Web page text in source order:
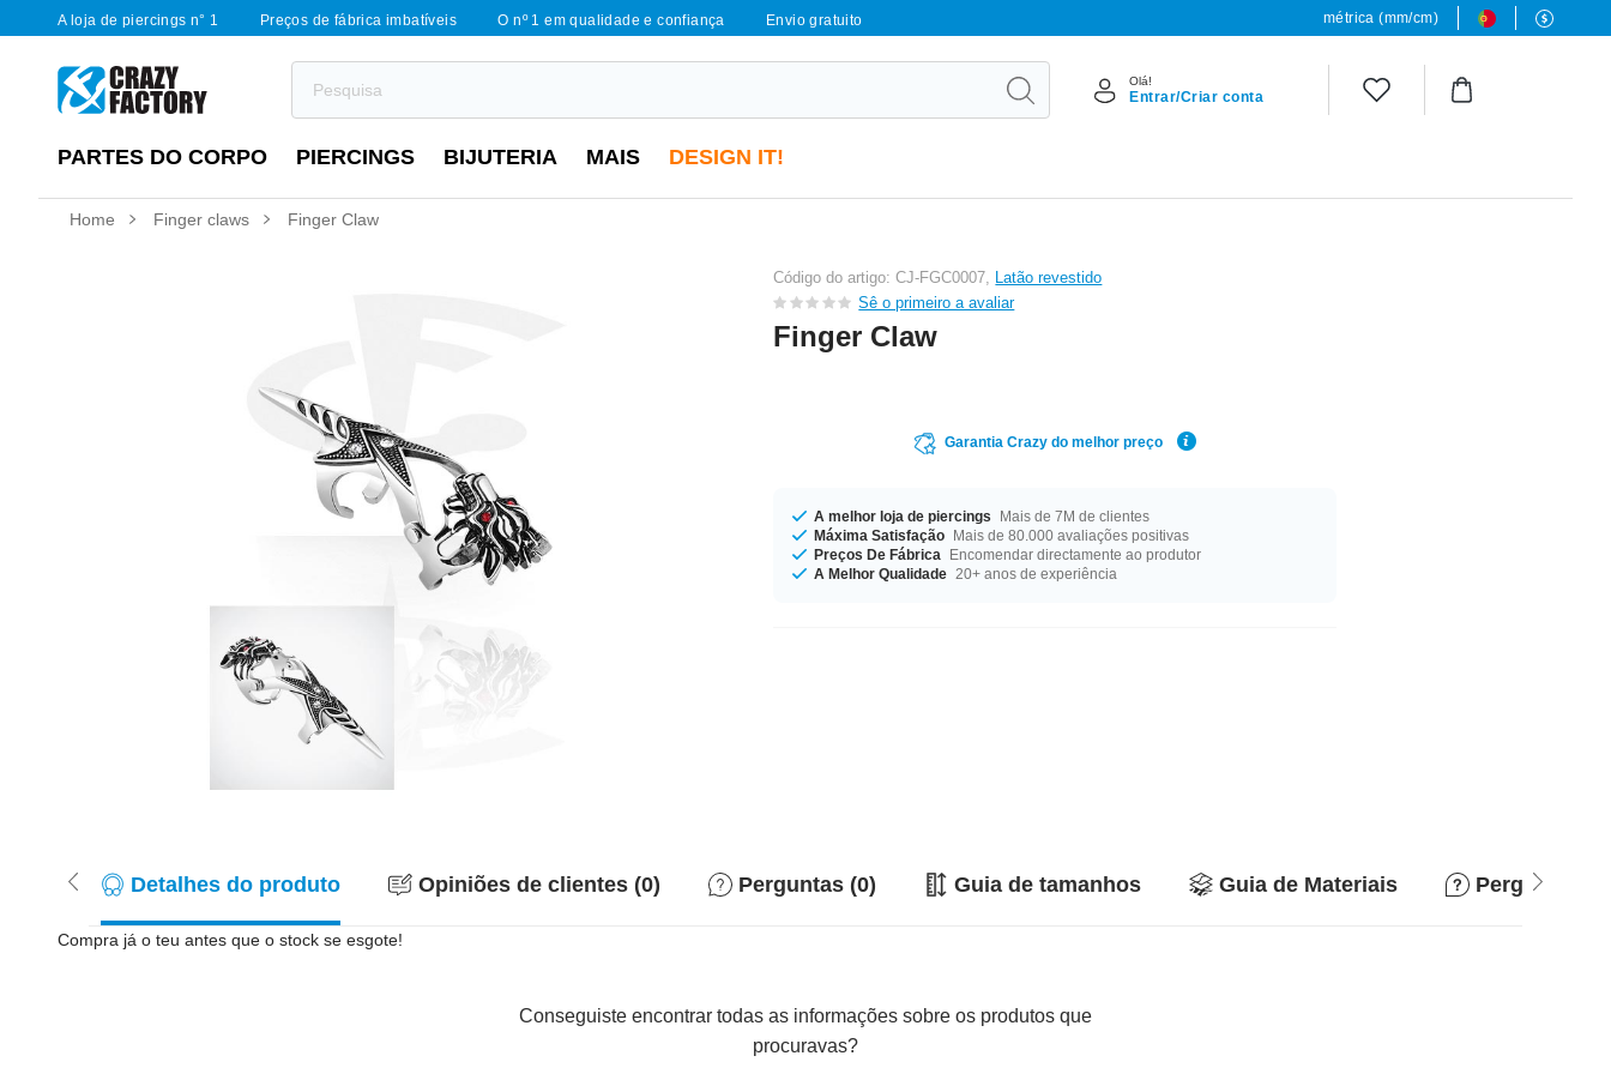
A loja de piercings n° 1 Preços de fábrica imbatíveis O nº 1 em qualidade e confiança Envio gratuito métrica (mm/cm)
Olá!
Entrar/Criar conta
PARTES DO CORPO PIERCINGS BIJUTERIA MAIS DESIGN IT!
Home Finger claws Finger Claw
Código do artigo: CJ-FGC0007, Latão revestido
Sê o primeiro a avaliar
Finger Claw
Garantia Crazy do melhor preço
A melhor loja de piercings
Mais de 7M de clientes
Máxima Satisfação Mais de 80.000 avaliações positivas
Preços De Fábrica
Encomendar directamente ao produtor
A Melhor Qualidade 20+ anos de experiência
Detalhes do produto Opiniões de clientes (0) Perguntas (0) Guia de tamanhos Guia de Materiais Perguntas e
Compra já o teu antes que o stock se esgote!
Conseguiste encontrar todas as informações sobre os produtos que
procuravas?